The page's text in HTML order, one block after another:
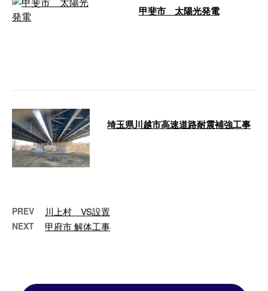
甲斐市 太陽光発電
埼玉県川越市高速道路耐震補強工事
PREV 川上村 VS設置
NEXT 甲府市 解体工事